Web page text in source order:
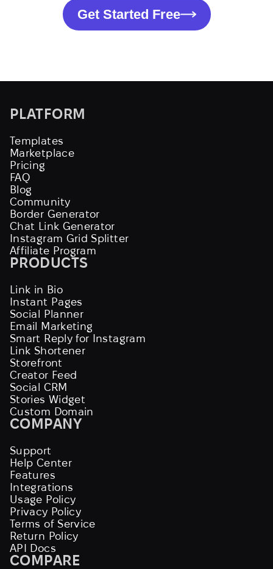
Get Started Free
PLATFORM
Templates
Marketplace
Pricing
FAQ
Blog
Community
Border Generator
Chat Link Generator
Instagram Grid Splitter
Affiliate Program
PRODUCTS
Link in Bio
Instant Pages
Social Planner
Email Marketing
Smart Reply for Instagram
Link Shortener
Storefront
Creator Feed
Social CRM
Stories Widget
Custom Domain
COMPANY
Support
Help Center
Features
Integrations
Usage Policy
Privacy Policy
Terms of Service
Return Policy
API Docs
COMPARE